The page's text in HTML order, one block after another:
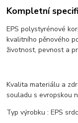
Kompletní
EPS polystyrénové
kvalitního pěnového
životnost, pevnost a
Kvalita materiálu a
souladu s evropskou
Typ výrobku : EPS